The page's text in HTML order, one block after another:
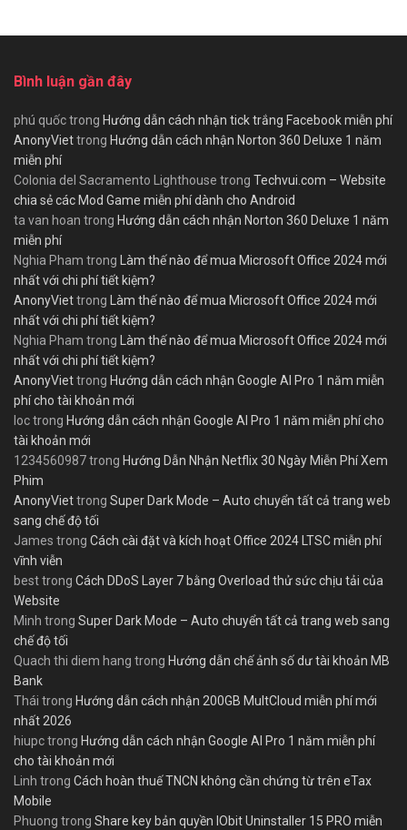
Bình luận gần đây
phú quốctrong Hướng dẫn cách nhận tick trắng Facebook miễn phí
AnonyViettrong Hướng dẫn cách nhận Norton 360 Deluxe 1 năm
miễn phí
Colonia del Sacramento Lighthouse trong Techvui.com – Website
chia sẻ các Mod Game miễn phí dành cho Android
ta van hoan trong Hướng dẫn cách nhận Norton 360 Deluxe 1 năm
miễn phí
Nghia Pham trong
Làm thế nào để mua Microsoft Office 2024 mới
nhất với chi phí tiết kiệm?
AnonyViettrong
Làm thế nào để mua Microsoft Office 2024 mới
nhất với chi phí tiết kiệm?
Nghia Pham trong
Làm thế nào để mua Microsoft Office 2024 mới
nhất với chi phí tiết kiệm?
AnonyViettrong Hướng dẫn cách nhận Google AI Pro 1 năm miễn
phí cho tài khoản mới
loctrong Hướng dẫn cách nhận Google AI Pro 1 năm miễn phí cho
tài khoản mới
1234560987trong Hướng Dẫn Nhận Netflix 30 Ngày Miễn Phí Xem
Phim
AnonyViettrong Super Dark Mode – Auto chuyển tất cả trang web
sang chế độ tối
James trong Cách cài đặt và kích hoạt Office 2024 LTSC miễn phí
vĩnh viễn
besttrong Cách DDoS Layer 7 bằng Overload thử sức chịu tải của
Website
Minh trong Super Dark Mode – Auto chuyển tất cả trang web sang
chế độ tối
Quach thi diem hang trong Hướng dẫn chế ảnh số dư tài khoản MB
Bank
Thái trong Hướng dẫn cách nhận 200GB MultCloud miễn phí mới
nhất 2026
hiupctrong Hướng dẫn cách nhận Google AI Pro 1 năm miễn phí
cho tài khoản mới
Linh trong Cách hoàn thuế TNCN không cần chứng từ trên eTax
Mobile
Phuong trong Share key bản quyền IObit Uninstaller 15 PRO miễn